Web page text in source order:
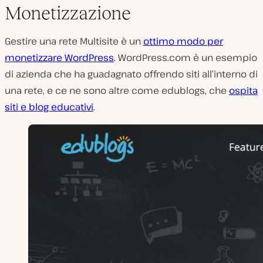
Monetizzazione
Gestire una rete Multisite è un ottimo modo per
monetizzare WordPress. WordPress.com è un esempio
di azienda che ha guadagnato offrendo siti all’interno di
una rete, e ce ne sono altre come edublogs, che ospita
siti e blog educativi.